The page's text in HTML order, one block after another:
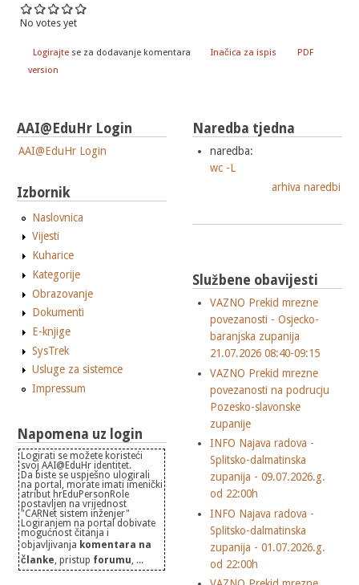
No votes yet
Logirajtese za dodavanje komentara Inačica za ispis
PDF
version
AAI@EduHr Login
AAI@EduHr Login
Izbornik
Naslovnica
Vijesti
Kuharice
Kategorije
Obrazovanje
Dokumenti
E-knjige
SysTrek
Usluge za sistemce
Impressum
Napomena uz login
Logirati se možete koristeći
svoj AAI@EduHr identitet.
Da biste se uspješno ulogirali
na portal, morate imati imenički
atribut hrEduPersonRole
postavljen na vrijednost
"CARNet sistem inženjer"
Logiranjem na portal dobivate
mogućnost čitanja i
objavljivanja komentara na
članke, pristup forumu, ...
Naredba tjedna
naredba:
wc -L
arhiva naredbi
Službene obavijesti
VAZNO Prekid mrezne
povezanosti - Osjecko-
baranjska zupanija
21.07.2026 08:40-09:15
VAZNO Prekid mrezne
povezanosti na podrucju
Pozesko-slavonske
zupanije
INFO Najava radova -
Splitsko-dalmatinska
zupanija - 09.07.2026.g.
od 22:00h
INFO Najava radova -
Splitsko-dalmatinska
zupanija - 01.07.2026.g.
od 22:00h